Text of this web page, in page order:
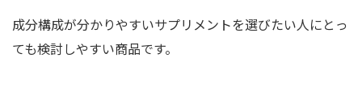
成分構成が分かりやすいサプリメントを選びたい人にとっ
ても検討しやすい商品です。